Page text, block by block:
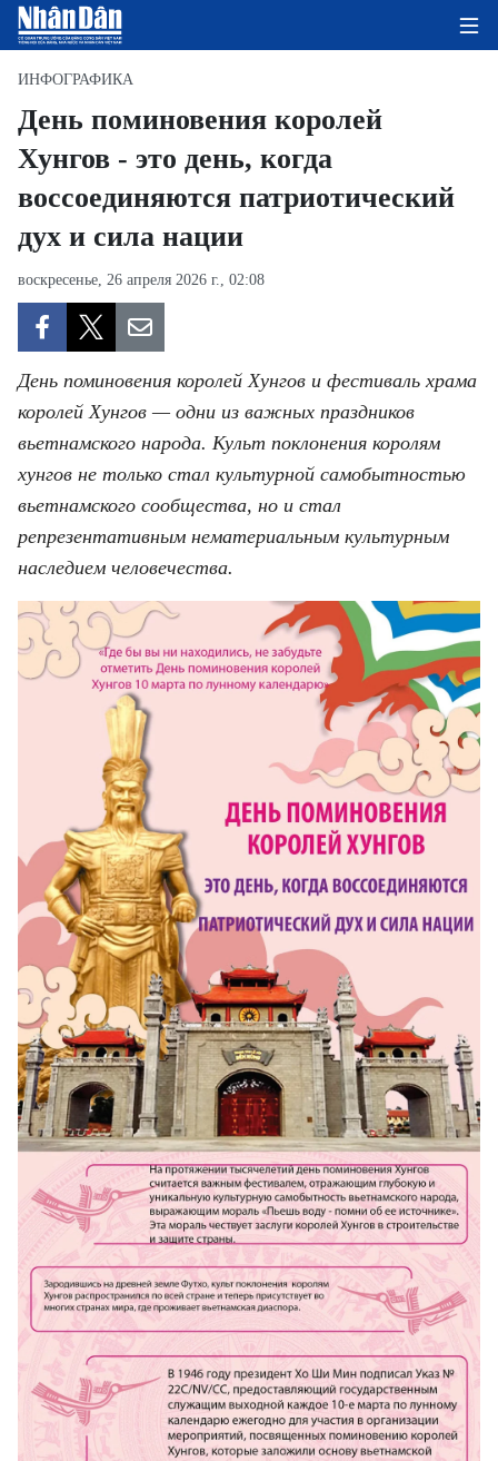
ГЛАВНАЯ СТРАНИЦА
ПОЛИТИКА
КУЛЬТУРА
ДОБРО ПОЖАЛОВАТЬ ВО
ВЬЕТНАМ
МОСТ ДРУЖБЫ
В МИРЕ
ВСТРЕЧИ - ДИАЛОГИ
ДОСЬЕ И МАТЕРИАЛЫ
О ГАЗЕТЕ «НЯНЗАН»
TIẾNG VIỆT
ENGLISH
中文
FRANÇAIS
ESPAÑOL
ИНФОГРАФИКА
День поминовения королей
Хунгов - это день, когда
воссоединяются патриотический
дух и сила нации
воскресенье, 26 апреля 2026 г., 02:08
День поминовения королей Хунгов и фестиваль храма
королей Хунгов — одни из важных праздников
вьетнамского народа. Культ поклонения королям
хунгов не только стал культурной самобытностью
вьетнамского сообщества, но и стал
репрезентативным нематериальным культурным
наследием человечества.